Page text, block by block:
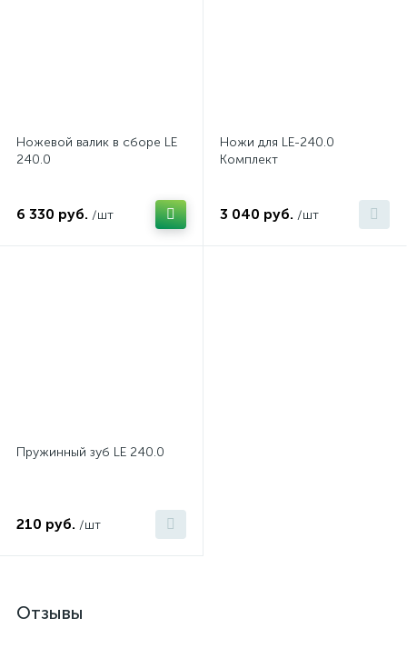
Ножевой валик в сборе LE
240.0
6 330 руб. /шт
Ножи для LE-240.0
Комплект
3 040 руб. /шт
Пружинный зуб LE 240.0
210 руб. /шт
Отзывы